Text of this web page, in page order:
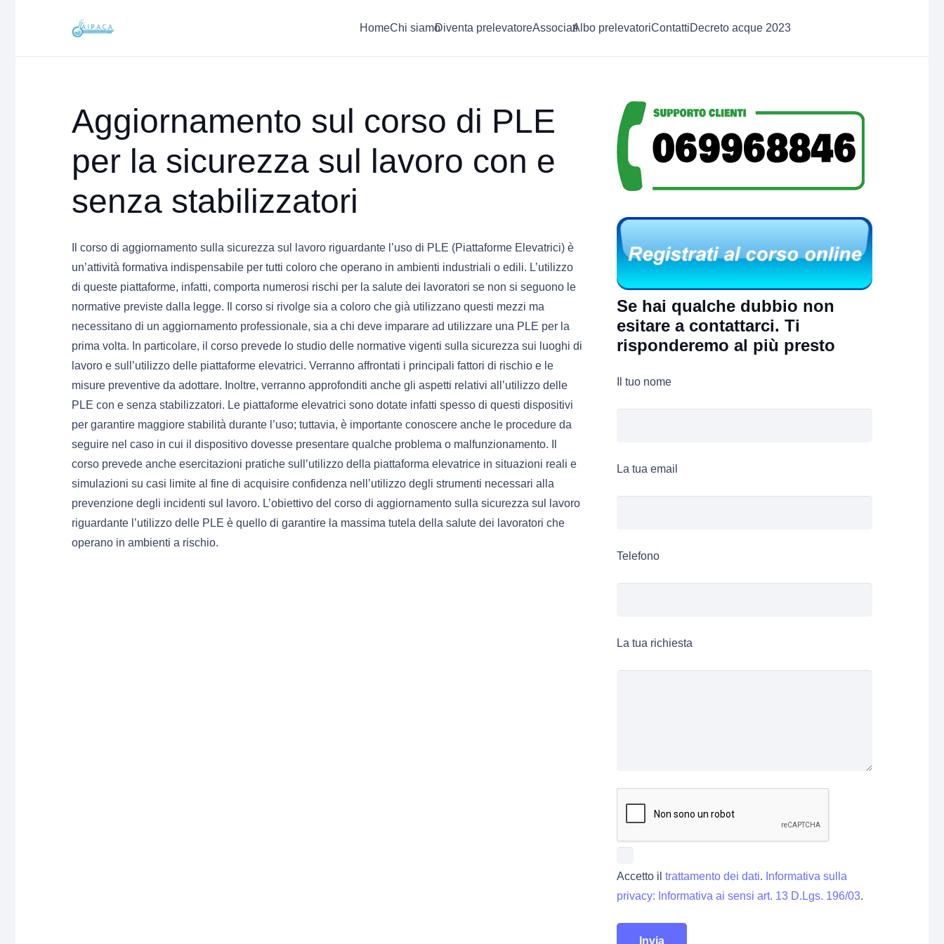
HomeChi siamoDiventa prelevatoreAssociatiAlbo prelevatoriContattiDecreto acque 2023
Aggiornamento sul corso di PLE
per la sicurezza sul lavoro con e
senza stabilizzatori
Il corso di aggiornamento sulla sicurezza sul lavoro riguardante l’uso di PLE (Piattaforme Elevatrici) è
un’attività formativa indispensabile per tutti coloro che operano in ambienti industriali o edili. L’utilizzo
di queste piattaforme, infatti, comporta numerosi rischi per la salute dei lavoratori se non si seguono le
normative previste dalla legge. Il corso si rivolge sia a coloro che già utilizzano questi mezzi ma
necessitano di un aggiornamento professionale, sia a chi deve imparare ad utilizzare una PLE per la
prima volta. In particolare, il corso prevede lo studio delle normative vigenti sulla sicurezza sui luoghi di
lavoro e sull’utilizzo delle piattaforme elevatrici. Verranno affrontati i principali fattori di rischio e le
misure preventive da adottare. Inoltre, verranno approfonditi anche gli aspetti relativi all’utilizzo delle
PLE con e senza stabilizzatori. Le piattaforme elevatrici sono dotate infatti spesso di questi dispositivi
per garantire maggiore stabilità durante l’uso; tuttavia, è importante conoscere anche le procedure da
seguire nel caso in cui il dispositivo dovesse presentare qualche problema o malfunzionamento. Il
corso prevede anche esercitazioni pratiche sull’utilizzo della piattaforma elevatrice in situazioni reali e
simulazioni su casi limite al fine di acquisire confidenza nell’utilizzo degli strumenti necessari alla
prevenzione degli incidenti sul lavoro. L’obiettivo del corso di aggiornamento sulla sicurezza sul lavoro
riguardante l’utilizzo delle PLE è quello di garantire la massima tutela della salute dei lavoratori che
operano in ambienti a rischio.
Se hai qualche dubbio non
esitare a contattarci. Ti
risponderemo al più presto
Il tuo nome
La tua email
Telefono
La tua richiesta
Accetto il trattamento dei dati. Informativa sulla
privacy: Informativa ai sensi art. 13 D.Lgs. 196/03.